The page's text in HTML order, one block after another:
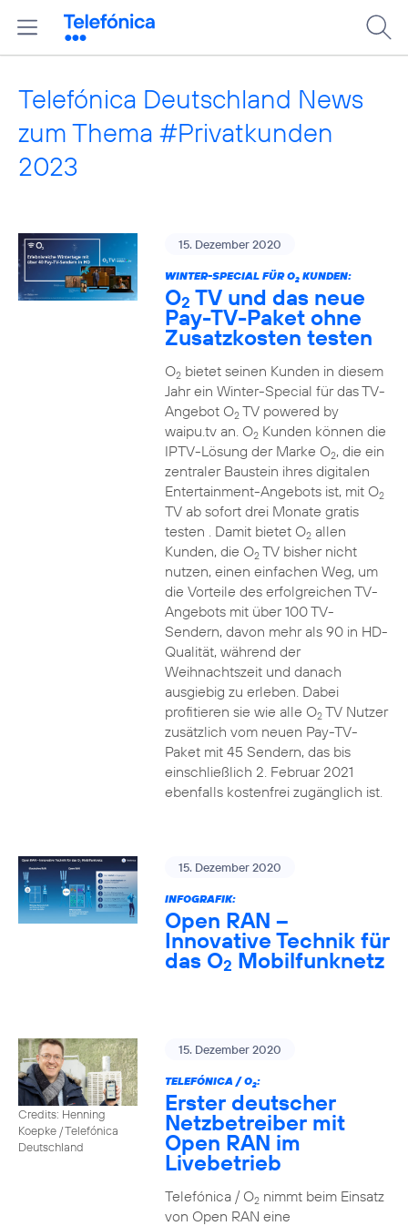
Telefónica Deutschland News
zum Thema #Privatkunden
2023
15. Dezember 2020
WINTER-SPECIAL FÜR O2KUNDEN:
O2 TV und das neue
Pay-TV-Paket ohne
Zusatzkosten testen
O2bietet seinen Kunden in diesem
Jahr ein Winter-Special für das TV-
Angebot O2TV powered by
waipu.tv an. O2Kunden können die
IPTV-Lösung der Marke O2, die ein
zentraler Baustein ihres digitalen
Entertainment-Angebots ist, mit O2
TV ab sofort drei Monate gratis
testen . Damit bietet O2allen
Kunden, die O2TV bisher nicht
nutzen, einen einfachen Weg, um
die Vorteile des erfolgreichen TV-
Angebots mit über 100 TV-
Sendern, davon mehr als 90 in HD-
Qualität, während der
Weihnachtszeit und danach
ausgiebig zu erleben. Dabei
profitieren sie wie alle O2TV Nutzer
zusätzlich vom neuen Pay-TV-
Paket mit 45 Sendern, das bis
einschließlich 2. Februar 2021
ebenfalls kostenfrei zugänglich ist.
15. Dezember 2020
INFOGRAFIK:
Open RAN –
Innovative Technik für
das O2 Mobilfunknetz
Credits: Henning
Koepke / Telefónica
Deutschland
15. Dezember 2020
TELEFÓNICA / O2:
Erster deutscher
Netzbetreiber mit
Open RAN im
Livebetrieb
Telefónica / O2nimmt beim Einsatz
von Open RAN eine